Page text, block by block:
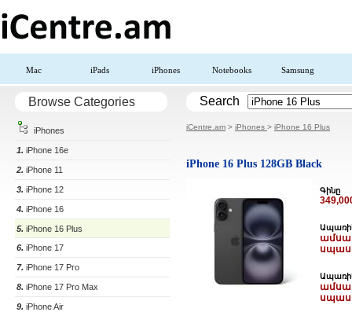
Mac iPads iPhones Notebooks Samsung
Browse Categories
iPhones
1. iPhone 16e
2. iPhone 11
3. iPhone 12
4. iPhone 16
5. iPhone 16 Plus
6. iPhone 17
7. iPhone 17 Pro
8. iPhone 17 Pro Max
9. iPhone Air
Search
iCentre.am > iPhones > iPhone 16 Plus
iPhone 16 Plus 128GB Black
Գինը